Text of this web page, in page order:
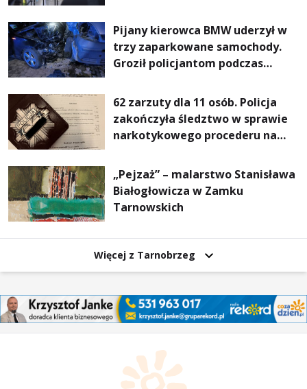
Pijany kierowca BMW uderzył w
trzy zaparkowane samochody.
Groził policjantom podczas
62 zarzuty dla 11 osób. Policja
zakończyła śledztwo w sprawie
narkotykowego procederu na
„Pejzaż” – malarstwo Stanisława
Białogłowicza w Zamku
Tarnowskich
Więcej z Tarnobrzeg